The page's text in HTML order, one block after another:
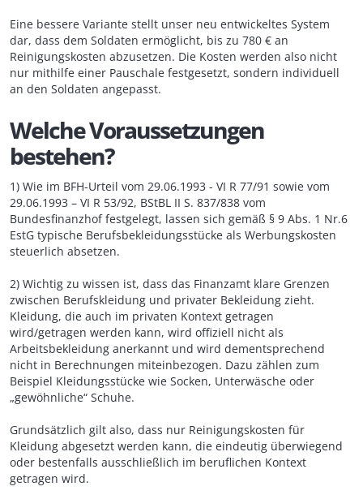
Eine bessere Variante stellt unser neu entwickeltes System
dar, dass dem Soldaten ermöglicht, bis zu 780 € an
Reinigungskosten abzusetzen. Die Kosten werden also nicht
nur mithilfe einer Pauschale festgesetzt, sondern individuell
an den Soldaten angepasst.
Welche Voraussetzungen
bestehen?
1) Wie im BFH-Urteil vom 29.06.1993 - VI R 77/91 sowie vom
29.06.1993 – VI R 53/92, BStBL II S. 837/838 vom
Bundesfinanzhof festgelegt, lassen sich gemäß § 9 Abs. 1 Nr.6
EstG typische Berufsbekleidungsstücke als Werbungskosten
steuerlich absetzen.
2) Wichtig zu wissen ist, dass das Finanzamt klare Grenzen
zwischen Berufskleidung und privater Bekleidung zieht.
Kleidung, die auch im privaten Kontext getragen
wird/getragen werden kann, wird offiziell nicht als
Arbeitsbekleidung anerkannt und wird dementsprechend
nicht in Berechnungen miteinbezogen. Dazu zählen zum
Beispiel Kleidungsstücke wie Socken, Unterwäsche oder
„gewöhnliche“ Schuhe.
Grundsätzlich gilt also, dass nur Reinigungskosten für
Kleidung abgesetzt werden kann, die eindeutig überwiegend
oder bestenfalls ausschließlich im beruflichen Kontext
getragen wird.